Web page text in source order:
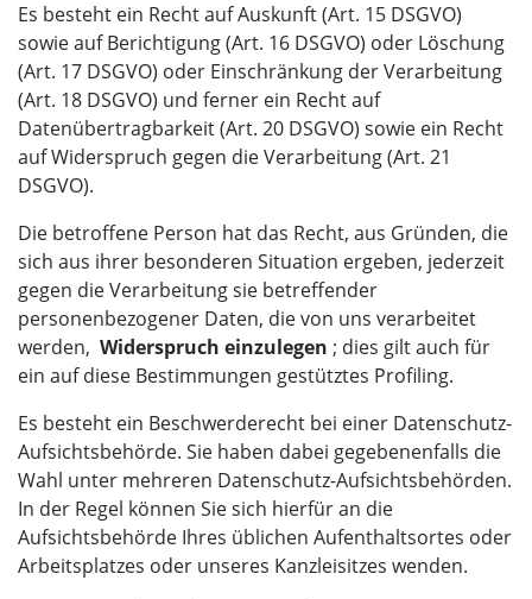
Es besteht ein Recht auf Auskunft (Art. 15 DSGVO)
sowie auf Berichtigung (Art. 16 DSGVO) oder Löschung
(Art. 17 DSGVO) oder Einschränkung der Verarbeitung
(Art. 18 DSGVO) und ferner ein Recht auf
Datenübertragbarkeit (Art. 20 DSGVO) sowie ein Recht
auf Widerspruch gegen die Verarbeitung (Art. 21
DSGVO).
Die betroffene Person hat das Recht, aus Gründen, die
sich aus ihrer besonderen Situation ergeben, jederzeit
gegen die Verarbeitung sie betreffender
personenbezogener Daten, die von uns verarbeitet
werden, Widerspruch einzulegen ; dies gilt auch für
ein auf diese Bestimmungen gestütztes Profiling.
Es besteht ein Beschwerderecht bei einer Datenschutz-
Aufsichtsbehörde. Sie haben dabei gegebenenfalls die
Wahl unter mehreren Datenschutz-Aufsichtsbehörden.
In der Regel können Sie sich hierfür an die
Aufsichtsbehörde Ihres üblichen Aufenthaltsortes oder
Arbeitsplatzes oder unseres Kanzleisitzes wenden.